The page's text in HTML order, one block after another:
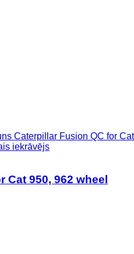
Caterpillar Fusion QC for Cat
iekrāvējs
Cat 950, 962 wheel